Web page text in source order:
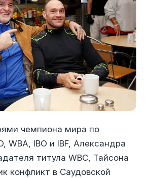
чемпиона мира по
WBA, IBO и IBF, Александра
титула WBC, Тайсона
конфликт в Саудовской